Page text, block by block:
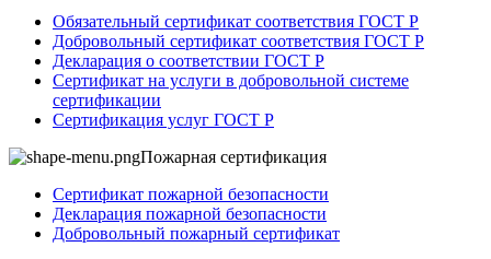
Обязательный сертификат соответствия ГОСТ Р
Добровольный сертификат соответствия ГОСТ Р
Декларация о соответствии ГОСТ Р
Сертификат на услуги в добровольной системе
сертификации
Сертификация услуг ГОСТ Р
Пожарная сертификация
Сертификат пожарной безопасности
Декларация пожарной безопасности
Добровольный пожарный сертификат